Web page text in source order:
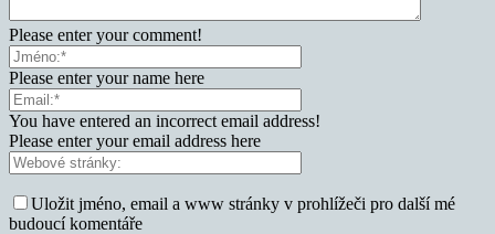
Please enter your comment!
Please enter your name here
You have entered an incorrect email address!
Please enter your email address here
Uložit jméno, email a www stránky v prohlížeči pro další mé
budoucí komentáře